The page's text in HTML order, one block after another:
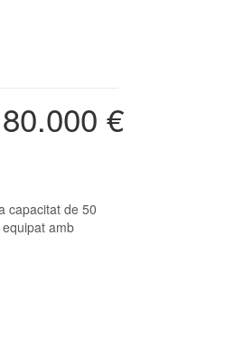
€
capacitat de 50
amb